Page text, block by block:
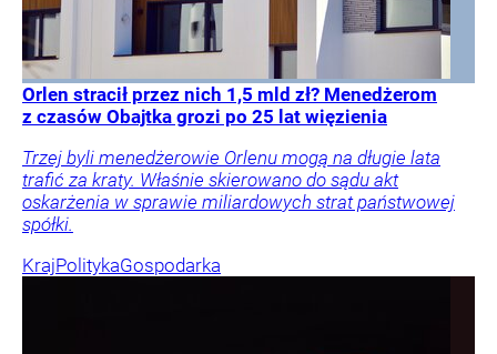
Orlen stracił przez nich 1,5 mld zł? Menedżerom
z czasów Obajtka grozi po 25 lat więzienia
Trzej byli menedżerowie Orlenu mogą na długie lata
trafić za kraty. Właśnie skierowano do sądu akt
oskarżenia w sprawie miliardowych strat państwowej
spółki.
KrajPolitykaGospodarka